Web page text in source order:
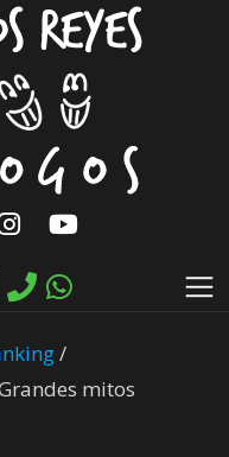
/
mitos